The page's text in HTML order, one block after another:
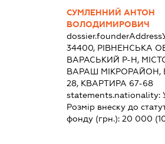
СУМЛЕННИЙ АНТОН
ВОЛОДИМИРОВИЧ
dossier.founderAddress
34400, РІВНЕНСЬКА
ВАРАСЬКИЙ Р-Н,
ВАРАШ МІКРОРАЙОН,
28, КВАРТИРА 67-68
statements.nationality:
Розмір внеску до
фонду (грн.): 20 000